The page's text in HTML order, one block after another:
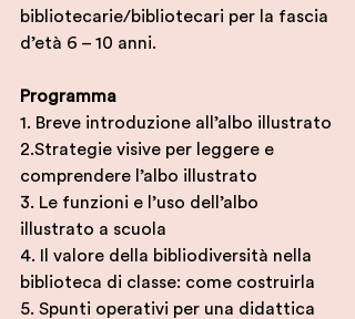
bibliotecarie/bibliotecari per la fascia
d’età 6 – 10 anni.
Programma
1. Breve introduzione all’albo illustrato
2.Strategie visive per leggere e
comprendere l’albo illustrato
3. Le funzioni e l’uso dell’albo
illustrato a scuola
4. Il valore della bibliodiversità nella
biblioteca di classe: come costruirla
5. Spunti operativi per una didattica